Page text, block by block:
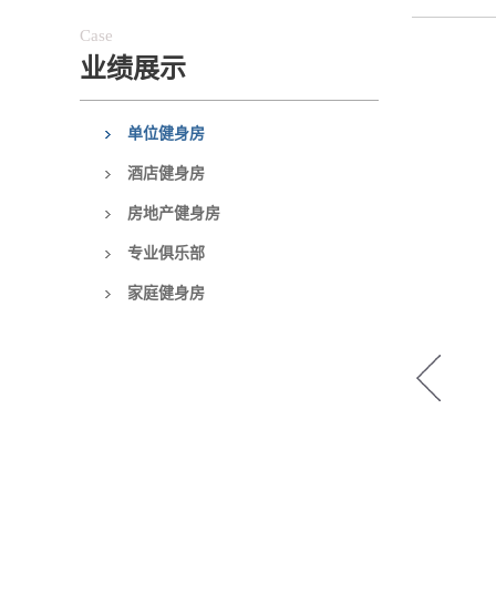
业绩展示
Case
单位健身房
酒店健身房
房地产健身房
专业俱乐部
家庭健身房